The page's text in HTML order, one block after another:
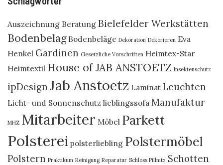
Auszeichnung Beratung Bielefelder Werkstätten
Bodenbelag Bodenbeläge Dekoration Dekorieren Eva
Henkel Gardinen Gesetzliche Vorschriften Heimtex-Star
Heimtextil House of JAB ANSTOETZ Insektenschutz
ipDesign Jab Anstoetz Laminat Leuchten
Licht- und Sonnenschutz lieblingssofa Manufaktur
MHZ Mitarbeiter Möbel Parkett
Polsterei polsterliebling Polstermöbel
Polstern Praktikum Reinigung Reparatur Schloss Pillnitz Schotten